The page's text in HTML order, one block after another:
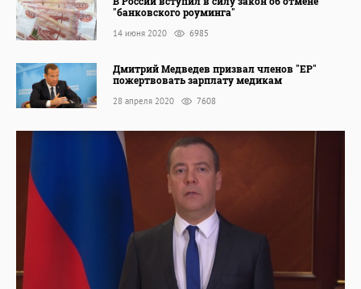
"банковского роуминга"
14 июня 2020 6985
Дмитрий Медведев призвал членов "ЕР"
пожертвовать зарплату медикам
28 апреля 2020 7608